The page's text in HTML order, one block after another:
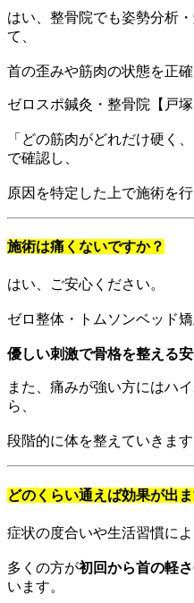
はい、整骨院でも姿勢分析
て、
首の歪みや筋肉の状態を正確
ゼロスポ鍼灸・整骨院【戸塚
「どの筋肉がどれだけ硬く
で確認し、
原因を特定した上で施術を行
施術は痛くないですか？
はい、ご安心ください。
ゼロ整体・トムソンベッド
優しい刺激で骨格を整える
また、痛みが強い方にはハ
ら、
段階的に体を整えていきます
どのくらい通えば効果が出
症状の度合いや生活習慣によ
多くの方が初回から首の軽
います。